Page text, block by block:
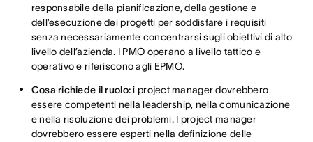
responsabile della pianificazione, della gestione e
dell’esecuzione dei progetti per soddisfare i requisiti
senza necessariamente concentrarsi sugli obiettivi di alto
livello dell’azienda. I PMO operano a livello tattico e
operativo e riferiscono agli EPMO.
Cosa richiede il ruolo:i project manager dovrebbero
essere competenti nella leadership, nella comunicazione
e nella risoluzione dei problemi. I project manager
dovrebbero essere esperti nella definizione delle